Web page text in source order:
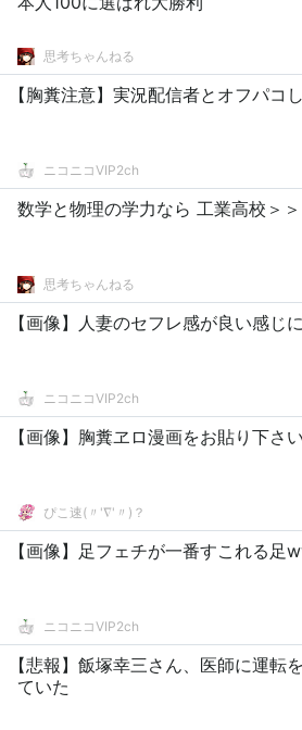
思考ちゃんねる
【胸糞注意】実況配信者とオフパコ
ニコニコVIP2ch
数学と物理の学力なら 工業高校＞
思考ちゃんねる
【画像】人妻のセフレ感が良い感じ
ニコニコVIP2ch
【画像】胸糞ヱロ漫画をお貼り下さ
ぴこ速(〃'∇'〃)？
【画像】足フェチが一番すこれる足
ニコニコVIP2ch
【悲報】飯塚幸三さん、医師に運転
ていた